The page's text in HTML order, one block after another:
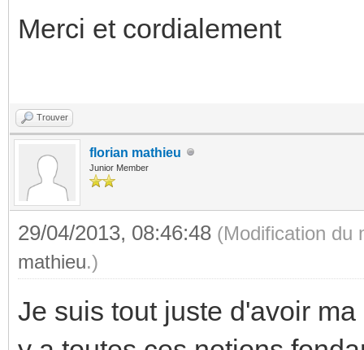
Merci et cordialement
Trouver
florian mathieu
Junior Member
29/04/2013, 08:46:48 (Modification du
mathieu.)
Je suis tout juste d'avoir